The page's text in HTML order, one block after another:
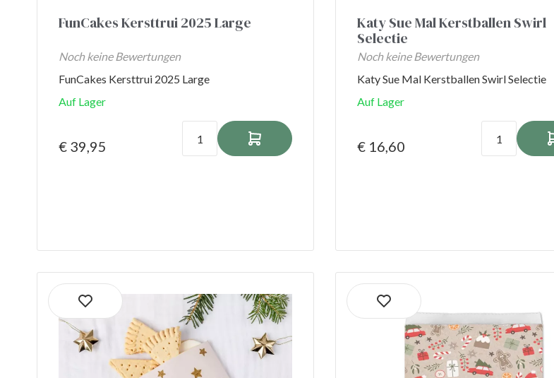
FunCakes Kersttrui 2025 Large
Noch keine Bewertungen
FunCakes Kersttrui 2025 Large
Auf Lager
€ 39,95
Katy Sue Mal Kerstballen Swirl
Selectie
Noch keine Bewertungen
Katy Sue Mal Kerstballen Swirl Selectie
Auf Lager
€ 16,60